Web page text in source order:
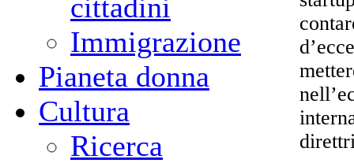
cittadini
Immigrazione
Pianeta donna
Cultura
Ricerca